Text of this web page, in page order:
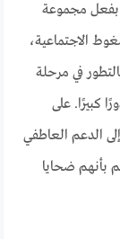
بفعل مجموعة
الاجتماعية،
في مرحلة
كبيرًا. على
الدعم العاطفي
بأنهم ضحايا